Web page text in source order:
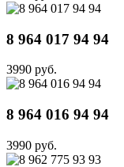
8 964 017 94 94
3990 руб.
8 964 016 94 94
3990 руб.